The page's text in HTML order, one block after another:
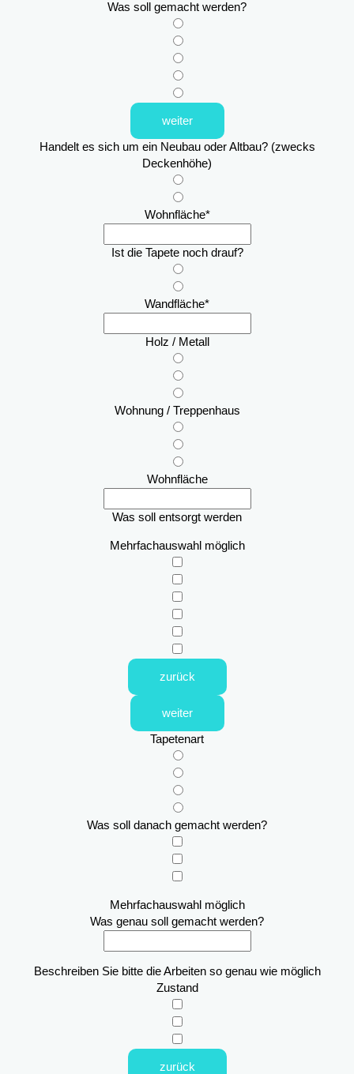
Was soll gemacht werden?
weiter
Handelt es sich um ein Neubau oder Altbau? (zwecks
Deckenhöhe)
Wohnfläche*
Ist die Tapete noch drauf?
Wandfläche*
Holz / Metall
Wohnung / Treppenhaus
Wohnfläche
Was soll entsorgt werden
Mehrfachauswahl möglich
zurück
weiter
Tapetenart
Was soll danach gemacht werden?
Mehrfachauswahl möglich
Was genau soll gemacht werden?
Beschreiben Sie bitte die Arbeiten so genau wie möglich
Zustand
zurück